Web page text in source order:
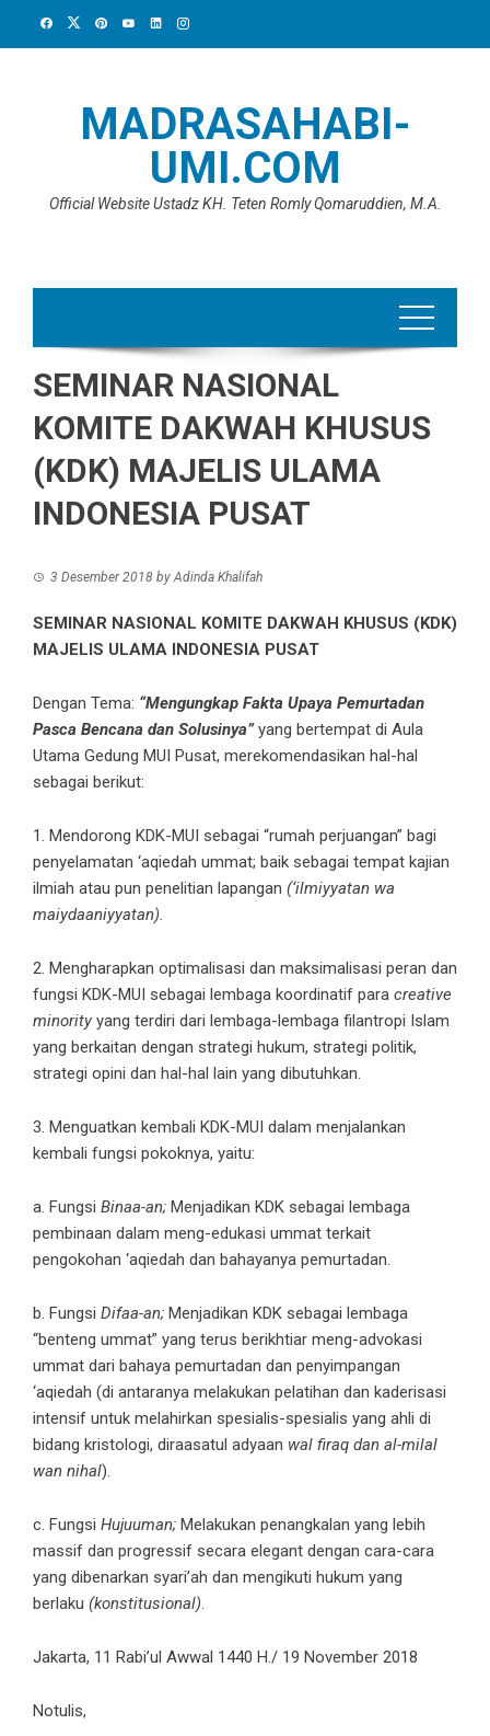
MADRASAHABI-
UMI.COM
Official Website Ustadz KH. Teten Romly Qomaruddien, M.A.
SEMINAR NASIONAL
KOMITE DAKWAH KHUSUS
(KDK) MAJELIS ULAMA
INDONESIA PUSAT
3 Desember 2018 byAdinda Khalifah
SEMINAR NASIONAL KOMITE DAKWAH KHUSUS (KDK)
MAJELIS ULAMA INDONESIA PUSAT
Dengan Tema: “Mengungkap Fakta Upaya Pemurtadan
Pasca Bencana dan Solusinya”yang bertempat di Aula
Utama Gedung MUI Pusat, merekomendasikan hal-hal
sebagai berikut:
1. Mendorong KDK-MUI sebagai “rumah perjuangan” bagi
penyelamatan ‘aqiedah ummat; baik sebagai tempat kajian
ilmiah atau pun penelitian lapangan (‘ilmiyyatan wa
maiydaaniyyatan).
2. Mengharapkan optimalisasi dan maksimalisasi peran dan
fungsi KDK-MUI sebagai lembaga koordinatif para creative
minority yang terdiri dari lembaga-lembaga filantropi Islam
yang berkaitan dengan strategi hukum, strategi politik,
strategi opini dan hal-hal lain yang dibutuhkan.
3. Menguatkan kembali KDK-MUI dalam menjalankan
kembali fungsi pokoknya, yaitu:
a. Fungsi Binaa-an; Menjadikan KDK sebagai lembaga
pembinaan dalam meng-edukasi ummat terkait
pengokohan ‘aqiedah dan bahayanya pemurtadan.
b. Fungsi Difaa-an; Menjadikan KDK sebagai lembaga
“benteng ummat” yang terus berikhtiar meng-advokasi
ummat dari bahaya pemurtadan dan penyimpangan
‘aqiedah (di antaranya melakukan pelatihan dan kaderisasi
intensif untuk melahirkan spesialis-spesialis yang ahli di
bidang kristologi, diraasatul adyaan wal firaq dan al-milal
wan nihal).
c. Fungsi Hujuuman; Melakukan penangkalan yang lebih
massif dan progressif secara elegant dengan cara-cara
yang dibenarkan syari’ah dan mengikuti hukum yang
berlaku (konstitusional).
Jakarta, 11 Rabi’ul Awwal 1440 H./ 19 November 2018
Notulis,